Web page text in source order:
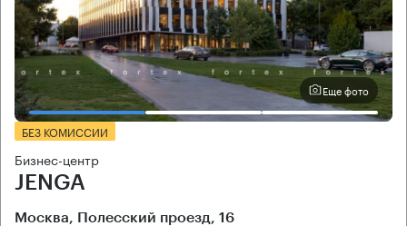
Еще фото
БЕЗ КОМИССИИ
Бизнес-центр
JENGA
Москва, Полесский проезд, 16